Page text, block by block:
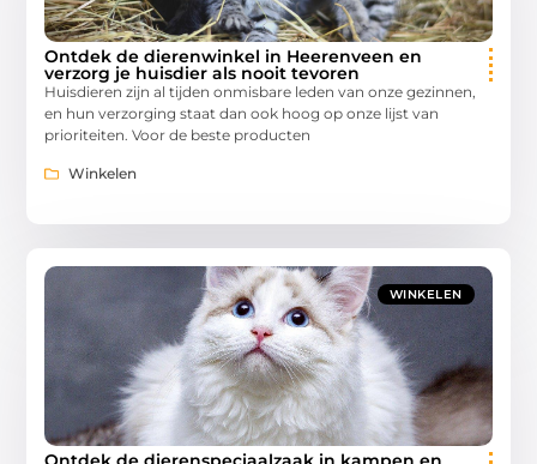
Ontdek de dierenwinkel in Heerenveen en
verzorg je huisdier als nooit tevoren
Huisdieren zijn al tijden onmisbare leden van onze gezinnen,
en hun verzorging staat dan ook hoog op onze lijst van
prioriteiten. Voor de beste producten
Winkelen
WINKELEN